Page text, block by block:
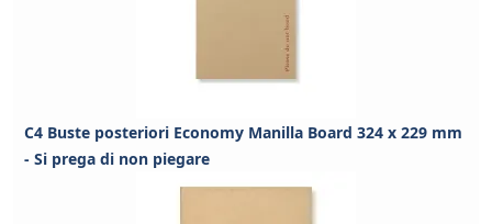
C4 Buste posteriori Economy Manilla Board 324 x 229 mm
- Si prega di non piegare